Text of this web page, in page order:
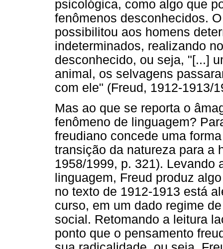
psicológica, como algo que
fenômenos desconhecidos.
possibilitou aos homens
indeterminados, realizando
desconhecido, ou seja, "[...]
animal, os selvagens
com ele" (Freud, 1912-1913/
Mas ao que se reporta o
fenômeno de linguagem?
freudiano concede uma
transição da natureza para a
1958/1999, p. 321). Levando
linguagem, Freud produz
no texto de 1912-1913 está
curso, em um dado regime
social. Retomando a leitura
ponto que o pensamento